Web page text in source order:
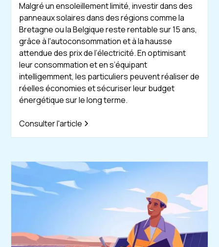
Malgré un ensoleillement limité, investir dans des
panneaux solaires dans des régions comme la
Bretagne ou la Belgique reste rentable sur 15 ans,
grâce à l'autoconsommation et à la hausse
attendue des prix de l’électricité. En optimisant
leur consommation et en s’équipant
intelligemment, les particuliers peuvent réaliser de
réelles économies et sécuriser leur budget
énergétique sur le long terme.
Consulter l'article